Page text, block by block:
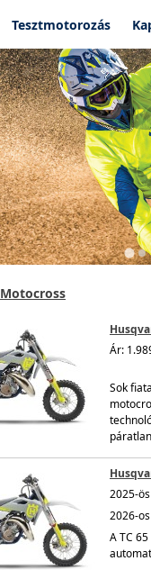
Tesztmotorozás
Motocross
Ár:
Sok
2025-
2026-
A TC